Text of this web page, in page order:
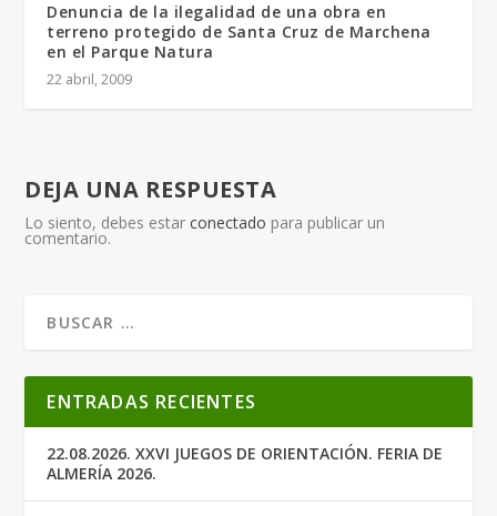
Denuncia de la ilegalidad de una obra en
terreno protegido de Santa Cruz de Marchena
en el Parque Natura
22 abril, 2009
DEJA UNA RESPUESTA
Lo siento, debes estarconectado para publicar un
comentario.
ENTRADAS RECIENTES
22.08.2026. XXVI JUEGOS DE ORIENTACIÓN. FERIA DE
ALMERÍA 2026.